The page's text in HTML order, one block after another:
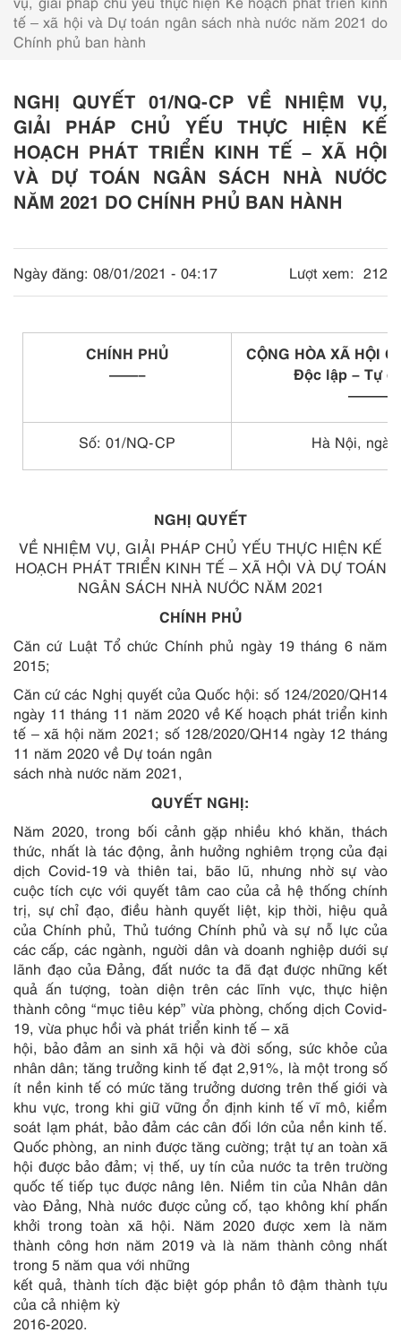
tế – xã hội và Dự toán ngân sách nhà nước năm 2021 do
Chính phủ ban hành
NGHỊ QUYẾT 01/NQ-CP VỀ NHIỆM VỤ,
GIẢI PHÁP CHỦ YẾU THỰC HIỆN KẾ
HOẠCH PHÁT TRIỂN KINH TẾ – XÃ HỘI
VÀ DỰ TOÁN NGÂN SÁCH NHÀ NƯỚC
NĂM 2021 DO CHÍNH PHỦ BAN HÀNH
Ngày đăng: 08/01/2021 - 04:17 Lượt xem: 212
CHÍNH PHỦ
——–
CỘNG HÒA XÃ HỘI
Độc lập – Tự
Số: 01/NQ-CP Hà Nội,
NGHỊ QUYẾT
VỀ NHIỆM VỤ, GIẢI PHÁP CHỦ YẾU THỰC HIỆN KẾ
HOẠCH PHÁT TRIỂN KINH TẾ – XÃ HỘI VÀ DỰ TOÁN
NGÂN SÁCH NHÀ NƯỚC NĂM 2021
CHÍNH PHỦ
Căn cứ Luật Tổ chức Chính phủ ngày 19 tháng 6 năm
2015;
Căn cứ các Nghị quyết của Quốc hội: số 124/2020/QH14
ngày 11 tháng 11 năm 2020 về Kế hoạch phát triển kinh
tế – xã hội năm 2021; số 128/2020/QH14 ngày 12 tháng
11 năm 2020 về Dự toán ngân
sách nhà nước năm 2021,
QUYẾT NGHỊ:
Năm 2020, trong bối cảnh gặp nhiều khó khăn, thách
thức, nhất là tác động, ảnh hưởng nghiêm trọng của đại
dịch Covid-19 và thiên tai, bão lũ, nhưng nhờ sự vào
cuộc tích cực với quyết tâm cao của cả hệ thống chính
trị, sự chỉ đạo, điều hành quyết liệt, kịp thời, hiệu quả
của Chính phủ, Thủ tướng Chính phủ và sự nỗ lực của
các cấp, các ngành, người dân và doanh nghiệp dưới sự
lãnh đạo của Đảng, đất nước ta đã đạt được những kết
quả ấn tượng, toàn diện trên các lĩnh vực, thực hiện
thành công “mục tiêu kép” vừa phòng, chống dịch Covid-
19, vừa phục hồi và phát triển kinh tế – xã
hội, bảo đảm an sinh xã hội và đời sống, sức khỏe của
nhân dân; tăng trưởng kinh tế đạt 2,91%, là một trong số
ít nền kinh tế có mức tăng trưởng dương trên thế giới và
khu vực, trong khi giữ vững ổn định kinh tế vĩ mô, kiểm
soát lạm phát, bảo đảm các cân đối lớn của nền kinh tế.
Quốc phòng, an ninh được tăng cường; trật tự an toàn xã
hội được bảo đảm; vị thế, uy tín của nước ta trên trường
quốc tế tiếp tục được nâng lên. Niềm tin của Nhân dân
vào Đảng, Nhà nước được củng cố, tạo không khí phấn
khởi trong toàn xã hội. Năm 2020 được xem là năm
thành công hơn năm 2019 và là năm thành công nhất
trong 5 năm qua với những
kết quả, thành tích đặc biệt góp phần tô đậm thành tựu
của cả nhiệm kỳ
2016-2020.